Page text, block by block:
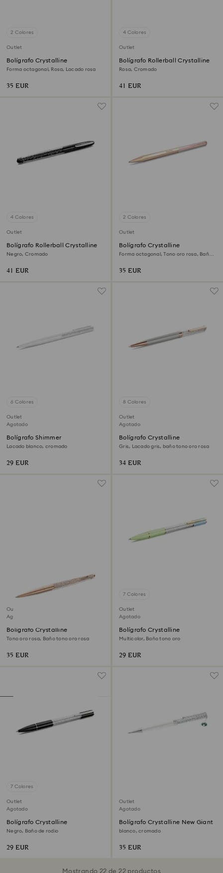
2 Colores
Outlet
Bolígrafo Crystalline
Forma octagonal, Rosa, Lacado rosa
35 EUR
4 Colores
Outlet
Bolígrafo Rollerball Crystalline
Rosa, Cromado
41 EUR
4 Colores
Outlet
Bolígrafo Rollerball Crystalline
Negro, Cromado
41 EUR
2 Colores
Outlet
Bolígrafo Crystalline
Forma octagonal, Tono oro rosa, Baño
35 EUR
6 Colores
Outlet
Agotado
Bolígrafo Shimmer
Lacado blanco, cromado
29 EUR
8 Colores
Outlet
Agotado
Bolígrafo Crystalline
Gris, Lacado gris, baño tono oro rosa
34 EUR
Outlet
Agotado
Bolígrafo Crystalline
Tono oro rosa, Baño tono oro rosa
35 EUR
7 Colores
Outlet
Agotado
Bolígrafo Crystalline
Multicolor, Baño tono oro
29 EUR
7 Colores
Outlet
Agotado
Bolígrafo Crystalline
Negro, Baño de rodio
29 EUR
Outlet
Agotado
Bolígrafo Crystalline New Giant
blanco, cromado
35 EUR
Mostrando 22 de 22 productos